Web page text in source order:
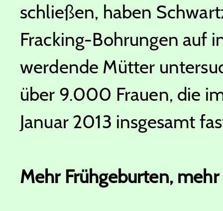
schließen, haben
Fracking-Bohrungen auf
werdende Mütter
über 9.000 Frauen, die
Januar 2013 insgesamt
Mehr Frühgeburten,